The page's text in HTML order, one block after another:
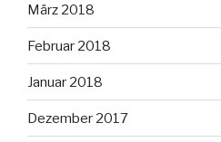
März 2018
Februar 2018
Januar 2018
Dezember 2017